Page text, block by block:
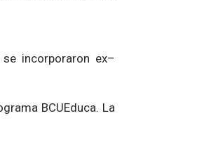
incorporaron ex–
BCUEduca. La